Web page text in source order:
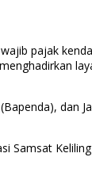
pajak
dan
Samsat